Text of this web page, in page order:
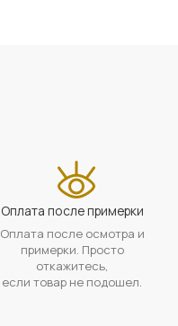
Оплата после примерки
Оплата после осмотра и
примерки. Просто
откажитесь,
если товар не подошел.